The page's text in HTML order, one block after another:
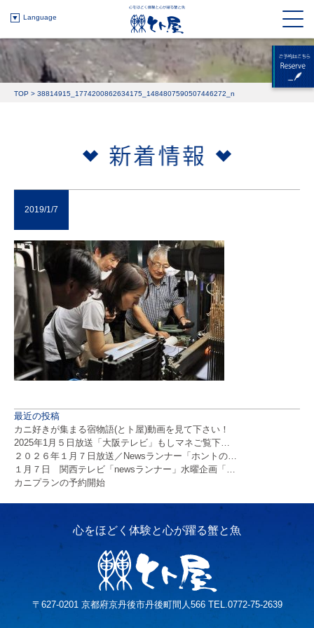
Language
TOP > 38814915_1774200862634175_1484807590507446272_n
2019/1/7
最近の投稿
カニ好きが集まる宿物語(とト屋)動画を見て下さい！
2025年1月５日放送「大阪テレビ」もしマネご覧下…
２０２６年１月７日放送／Newsランナー「ホントの…
１月７日 関西テレビ「newsランナー」水曜企画「…
カニプランの予約開始
〒627-0201 京都府京丹後市丹後町間人566 TEL.0772-75-2639